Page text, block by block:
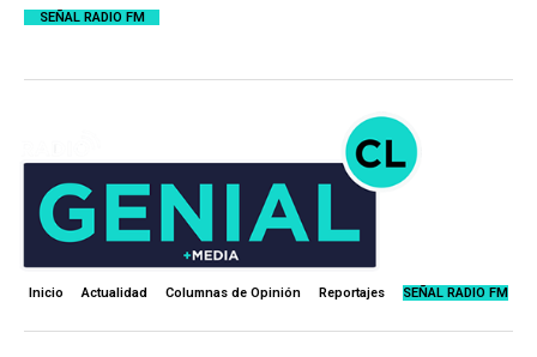
SEÑAL RADIO FM
Inicio Actualidad Columnas de Opinión Reportajes SEÑAL RADIO FM